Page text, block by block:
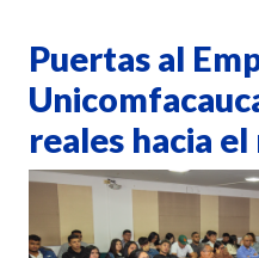
Puertas al
reales hacia